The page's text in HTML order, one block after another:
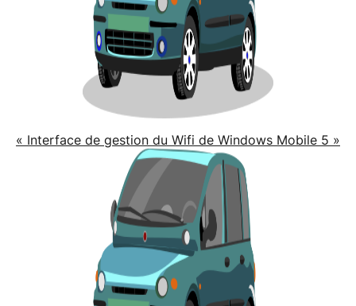
« Interface de gestion du Wifi de Windows Mobile 5 »